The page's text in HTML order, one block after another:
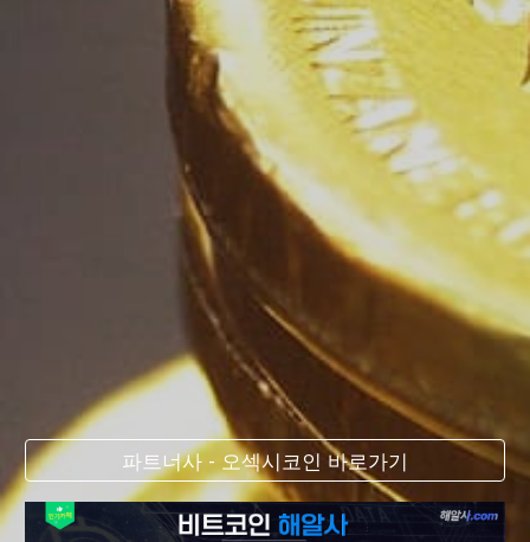
파트너사 - 오섹시코인 바로가기